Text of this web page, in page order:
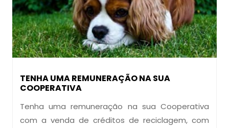
TENHA UMA REMUNERAÇÃO NA SUA
COOPERATIVA
Tenha uma remuneração na sua Cooperativa
com a venda de créditos de reciclagem, com